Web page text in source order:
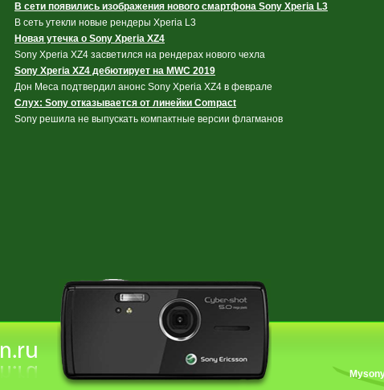
В сети появились изображения нового смартфона Sony Xperia L3
В сеть утекли новые рендеры Xperia L3
Новая утечка о Sony Xperia XZ4
Sony Xperia XZ4 засветился на рендерах нового чехла
Sony Xperia XZ4 дебютирует на MWC 2019
Дон Меса подтвердил анонс Sony Xperia XZ4 в феврале
Слух: Sony отказывается от линейки Compact
Sony решила не выпускать компактные версии флагманов